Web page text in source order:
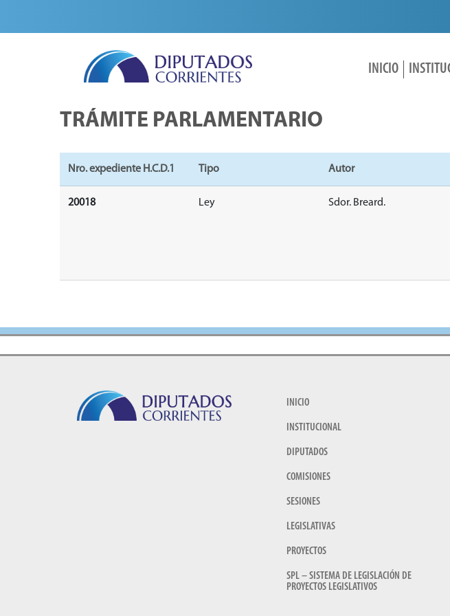
INICIO
TRÁMITE PARLAMENTARIO
Nro. expediente H.C.D.1 Tipo Autor
20018 Ley Sdor. Breard.
INICIO
INSTITUCIONAL
DIPUTADOS
COMISIONES
SESIONES
LEGISLATIVAS
PROYECTOS
SPL – SISTEMA DE LEGISLACIÓN DE
PROYECTOS LEGISLATIVOS